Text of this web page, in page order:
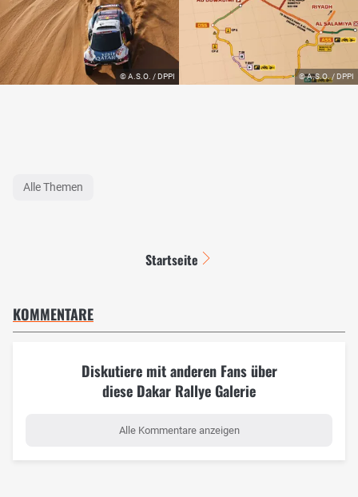
Alle Themen
Startseite
KOMMENTARE
Diskutiere mit anderen Fans über
diese Dakar Rallye Galerie
Alle Kommentare anzeigen